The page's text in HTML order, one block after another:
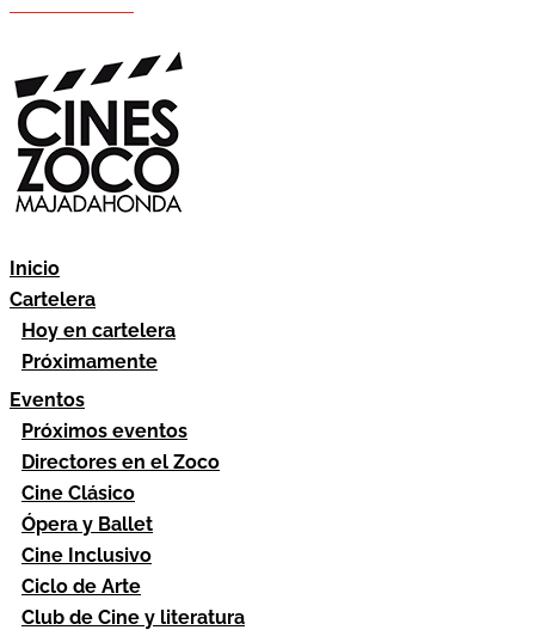
Inicio
Cartelera
Hoy en cartelera
Próximamente
Eventos
Próximos eventos
Directores en el Zoco
Cine Clásico
Ópera y Ballet
Cine Inclusivo
Ciclo de Arte
Club de Cine y literatura